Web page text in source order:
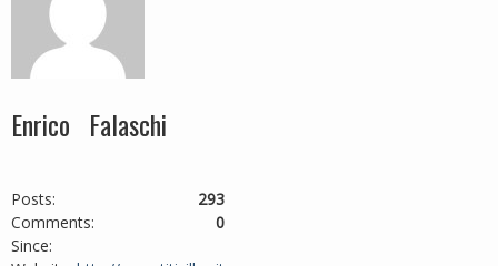
Enrico Falaschi
Posts:
293
Comments:
0
Since: